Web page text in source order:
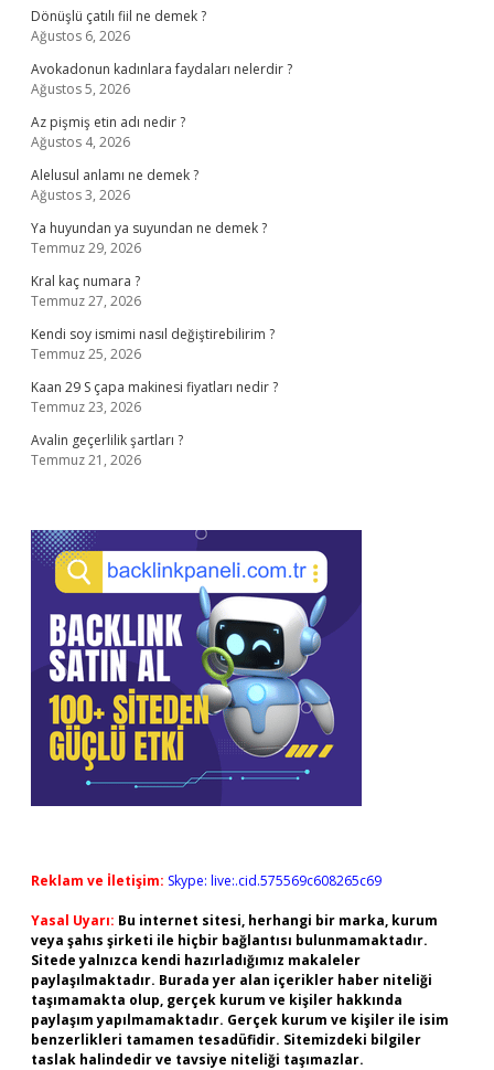
Dönüşlü çatılı fiil ne demek ?
Ağustos 6, 2026
Avokadonun kadınlara faydaları nelerdir ?
Ağustos 5, 2026
Az pişmiş etin adı nedir ?
Ağustos 4, 2026
Alelusul anlamı ne demek ?
Ağustos 3, 2026
Ya huyundan ya suyundan ne demek ?
Temmuz 29, 2026
Kral kaç numara ?
Temmuz 27, 2026
Kendi soy ismimi nasıl değiştirebilirim ?
Temmuz 25, 2026
Kaan 29 S çapa makinesi fiyatları nedir ?
Temmuz 23, 2026
Avalin geçerlilik şartları ?
Temmuz 21, 2026
Reklam ve İletişim: Skype: live:.cid.575569c608265c69
Yasal Uyarı: Bu internet sitesi, herhangi bir marka, kurum
veya şahıs şirketi ile hiçbir bağlantısı bulunmamaktadır.
Sitede yalnızca kendi hazırladığımız makaleler
paylaşılmaktadır. Burada yer alan içerikler haber niteliği
taşımamakta olup, gerçek kurum ve kişiler hakkında
paylaşım yapılmamaktadır. Gerçek kurum ve kişiler ile isim
benzerlikleri tamamen tesadüfidir. Sitemizdeki bilgiler
taslak halindedir ve tavsiye niteliği taşımazlar.